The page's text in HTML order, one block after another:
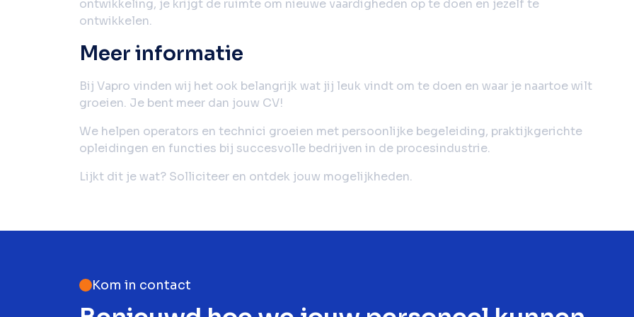
ontwikkeling, je krijgt de ruimte om nieuwe vaardigheden op te doen en jezelf te
ontwikkelen.
Meer informatie
Bij Vapro vinden wij het ook belangrijk wat jij leuk vindt om te doen en waar je naartoe wilt
groeien. Je bent meer dan jouw CV!
We helpen operators en technici groeien met persoonlijke begeleiding, praktijkgerichte
opleidingen en functies bij succesvolle bedrijven in de procesindustrie.
Lijkt dit je wat? Solliciteer en ontdek jouw mogelijkheden.
Kom in contact